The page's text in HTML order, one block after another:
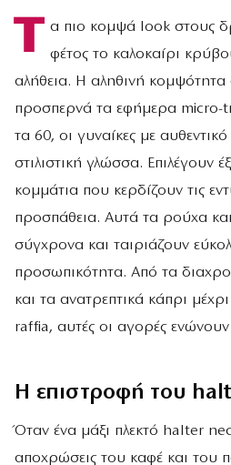
Τ α πιο κομψά look στους
φέτος το καλοκαίρι
αλήθεια. Η αληθινή κομψότητα
προσπερνά τα εφήμερα micro-
τα 60, οι γυναίκες με
στιλιστική γλώσσα. Επιλέγουν
κομμάτια που κερδίζουν τις
προσπάθεια. Αυτά τα ρούχα
σύγχρονα και ταιριάζουν
προσωπικότητα. Από τα
και τα ανατρεπτικά κάπρι μέχρι
raffia, αυτές οι αγορές ενώνουν
Η επιστροφή του
Όταν ένα μάξι πλεκτό halter
αποχρώσεις του καφέ και του